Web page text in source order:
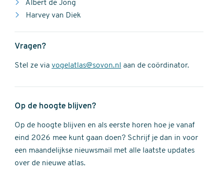
Albert de Jong
Harvey van Diek
Vragen?
Stel ze via vogelatlas@sovon.nl aan de coördinator.
Op de hoogte blijven?
Op de hoogte blijven en als eerste horen hoe je vanaf
eind 2026 mee kunt gaan doen? Schrijf je dan in voor
een maandelijkse nieuwsmail met alle laatste updates
over de nieuwe atlas.